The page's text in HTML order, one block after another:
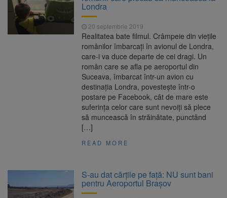
Londra
20 septembrie 2019
Realitatea bate filmul. Crâmpeie din viețile
românilor îmbarcați în avionul de Londra,
care-i va duce departe de cei dragi. Un
român care se afla pe aeroportul din
Suceava, îmbarcat într-un avion cu
destinația Londra, povestește într-o
postare pe Facebook, cât de mare este
suferința celor care sunt nevoiți să plece
să muncească în străinătate, punctând
[…]
READ MORE
S-au dat cărțile pe față: NU sunt bani
pentru Aeroportul Brașov